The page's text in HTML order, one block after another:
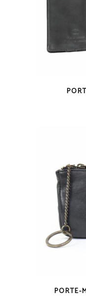
PORTE-